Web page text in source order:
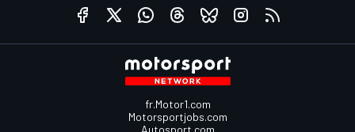
fr.Motor1.com
Motorsportjobs.com
Autosport.com